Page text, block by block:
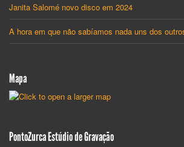
Janita Salomé novo disco em 2024
A hora em que não sabíamos nada uns dos
Mapa
PontoZurca Estúdio de Gravação